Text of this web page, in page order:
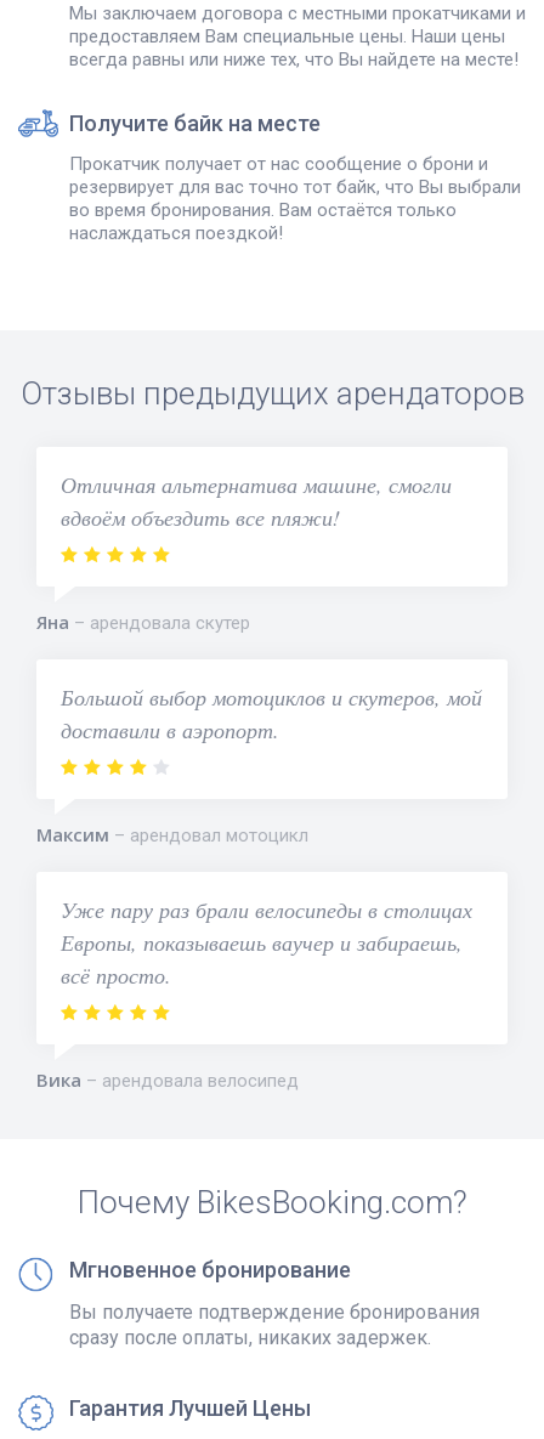
Мы заключаем договора с местными прокатчиками и
предоставляем Вам специальные цены. Наши цены
всегда равны или ниже тех, что Вы найдете на месте!
Получите байк на месте
Прокатчик получает от нас сообщение о брони и
резервирует для вас точно тот байк, что Вы выбрали
во время бронирования. Вам остаётся только
наслаждаться поездкой!
Отзывы предыдущих арендаторов
Отличная альтернатива машине, смогли
вдвоём объездить все пляжи!
Яна арендовала скутер
Большой выбор мотоциклов и скутеров, мой
доставили в аэропорт.
Максим арендовал мотоцикл
Уже пару раз брали велосипеды в столицах
Европы, показываешь ваучер и забираешь,
всё просто.
Вика арендовала велосипед
Почему BikesBooking.com?
Мгновенное бронирование
Вы получаете подтверждение бронирования
сразу после оплаты, никаких задержек.
Гарантия Лучшей Цены